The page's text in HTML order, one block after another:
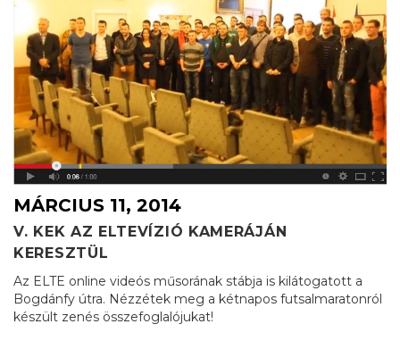
MÁRCIUS 11, 2014
V. KEK AZ ELTEVÍZIÓ KAMERÁJÁN
KERESZTÜL
Az ELTE online videós műsorának stábja is kilátogatott a
Bogdánfy útra. Nézzétek meg a kétnapos futsalmaratonról
készült zenés összefoglalójukat!